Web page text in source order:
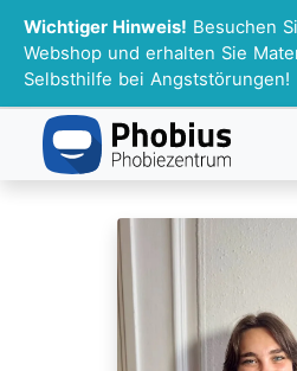
Wichtiger Hinweis! Besuchen
Webshop und erhalten Sie
Selbsthilfe bei Angststörungen!